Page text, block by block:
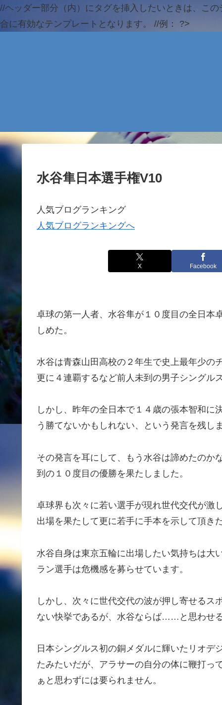
//ヘッダー部分（内）にタグを挿入したいときは、こ
合に有効なテンプレートとなります。 //例：
?>
水谷隼日本選手権V10
人気ブログランキング
人気ブログランキングへ
X Facebook
卓球の第一人者、水谷隼が１０度目の全日本
しめた。
水谷は青森山田高校の２年生で史上最年少の
更に４連覇するなど前人未到の男子シングル
しかし、昨年の全日本で１４歳の張本智和
う勝てないかもしれない、という発言を残し
その発言を耳にして、もう水谷は諦めたのか
到の１０度目の優勝を果たしました。
卓球界も次々に若い選手が現れ世代交代が激
出場を果たして更に若手に手本を示して頂き
水谷自身は東京五輪に出場したい気持ちは大
ラン選手は危機感を募らせています。
しかし、次々に世代交代の波が押し寄せる
ない快挙であるが、水谷ならば……と思わせ
日本シングルス初の銅メダルに輝いたリオ
たみたいだが、アラサーの自分の体に鞭打っ
ぁと思わずには要られません。